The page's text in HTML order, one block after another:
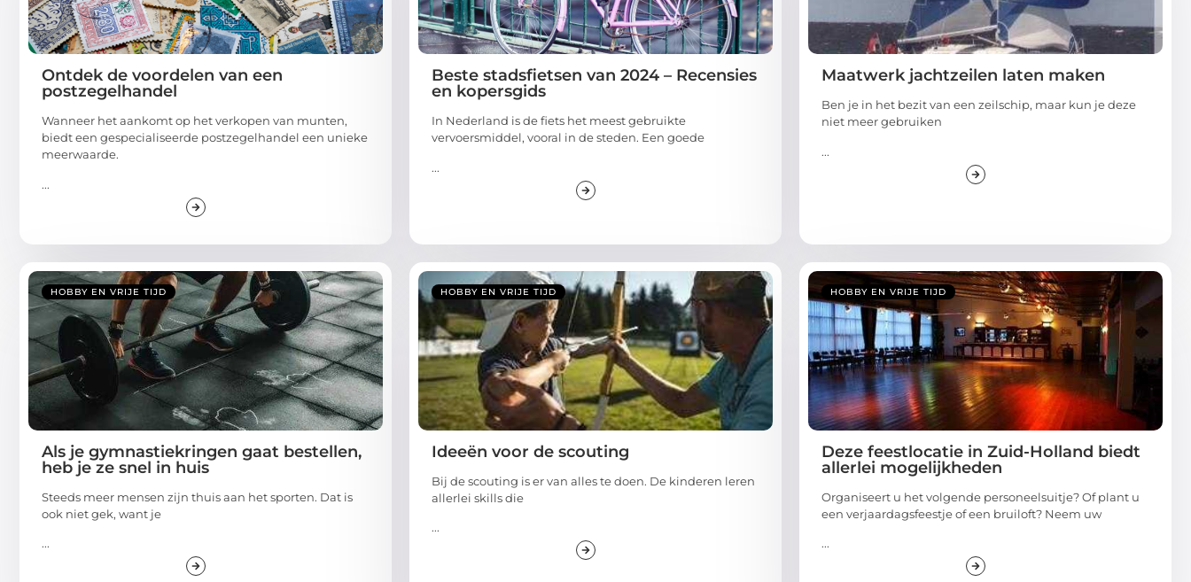
Ontdek de voordelen van een
postzegelhandel
Wanneer het aankomt op het verkopen van munten,
biedt een gespecialiseerde postzegelhandel een unieke
meerwaarde.
...
Beste stadsfietsen van 2024 – Recensies
en kopersgids
In Nederland is de fiets het meest gebruikte
vervoersmiddel, vooral in de steden. Een goede
...
Maatwerk jachtzeilen laten maken
Ben je in het bezit van een zeilschip, maar kun je deze
niet meer gebruiken
...
HOBBY EN VRIJE TIJD
Als je gymnastiekringen gaat bestellen,
heb je ze snel in huis
Steeds meer mensen zijn thuis aan het sporten. Dat is
ook niet gek, want je
...
HOBBY EN VRIJE TIJD
Ideeën voor de scouting
Bij de scouting is er van alles te doen. De kinderen leren
allerlei skills die
...
HOBBY EN VRIJE TIJD
Deze feestlocatie in Zuid-Holland biedt
allerlei mogelijkheden
Organiseert u het volgende personeelsuitje? Of plant u
een verjaardagsfeestje of een bruiloft? Neem uw
...